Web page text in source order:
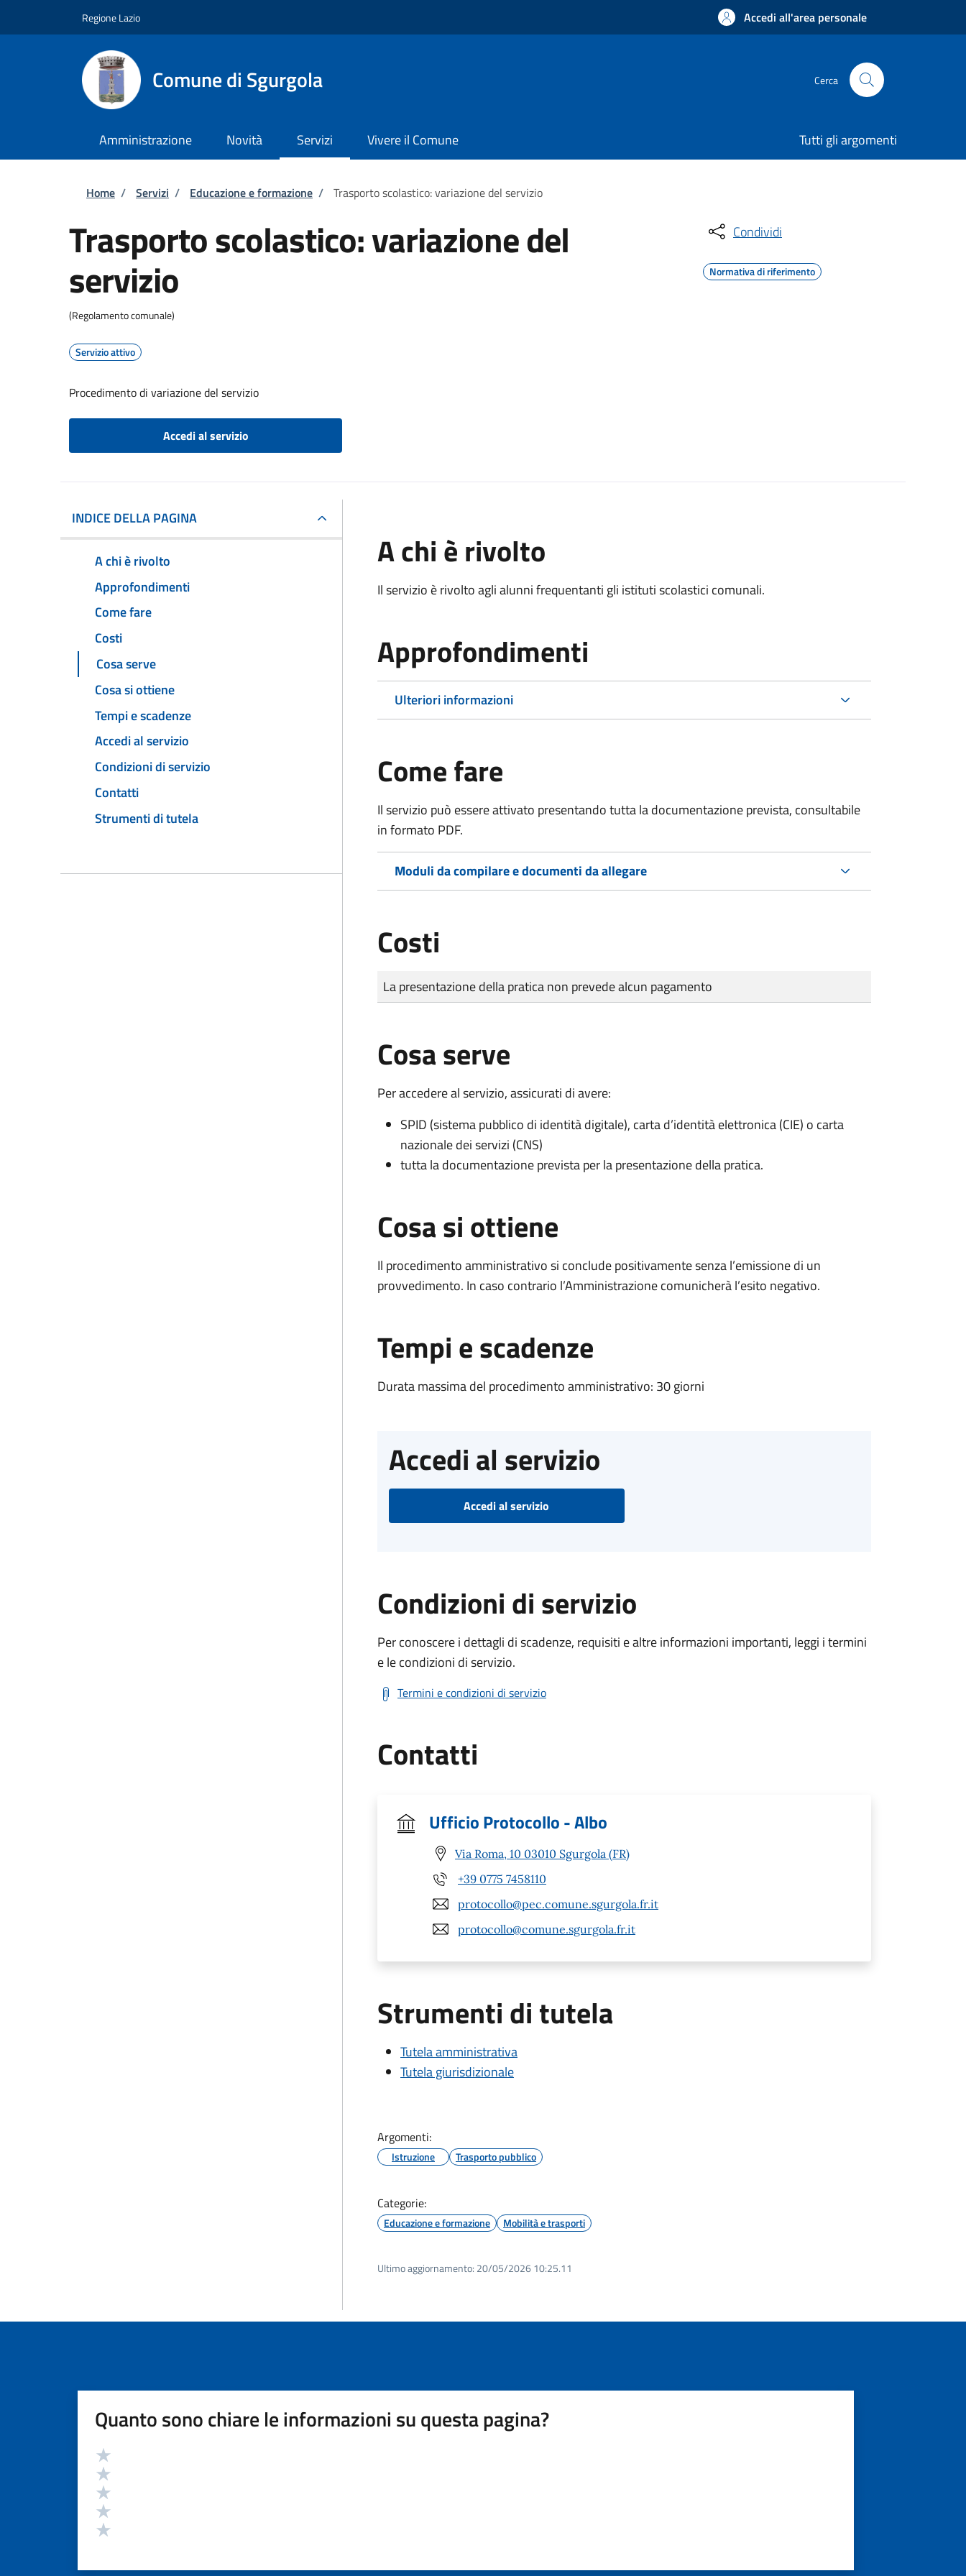
Regione Lazio Accedi all'area personale
Comune di Sgurgola Cerca
Amministrazione Novità Servizi Vivere il Comune Tutti gli argomenti
Briciole di pane
Home / Servizi / Educazione e formazione / Trasporto scolastico: variazione del servizio
Trasporto scolastico: variazione del
servizio
(Regolamento comunale)
Servizio attivo
Procedimento di variazione del servizio
Accedi al servizio
Condividi
Normativa di riferimento
INDICE DELLA PAGINA
A chi è rivolto
Approfondimenti
Come fare
Costi
Cosa serve
Cosa si ottiene
Tempi e scadenze
Accedi al servizio
Condizioni di servizio
Contatti
Strumenti di tutela
A chi è rivolto
Il servizio è rivolto agli alunni frequentanti gli istituti scolastici comunali.
Approfondimenti
Ulteriori informazioni
Come fare
Il servizio può essere attivato presentando tutta la documentazione prevista, consultabile
in formato PDF.
Moduli da compilare e documenti da allegare
Costi
Tipo di pagamento
Importo
La presentazione della pratica non prevede alcun pagamento
Cosa serve
Per accedere al servizio, assicurati di avere:
SPID (sistema pubblico di identità digitale), carta d’identità elettronica (CIE) o carta
nazionale dei servizi (CNS)
tutta la documentazione prevista per la presentazione della pratica.
Cosa si ottiene
Il procedimento amministrativo si conclude positivamente senza l’emissione di un
provvedimento. In caso contrario l’Amministrazione comunicherà l’esito negativo.
Tempi e scadenze
Durata massima del procedimento amministrativo: 30 giorni
Accedi al servizio
Accedi al servizio
Condizioni di servizio
Per conoscere i dettagli di scadenze, requisiti e altre informazioni importanti, leggi i termini
e le condizioni di servizio.
Termini e condizioni di servizio
Contatti
Ufficio Protocollo - Albo
Via Roma, 10 03010 Sgurgola (FR)
+39 0775 7458110
protocollo@pec.comune.sgurgola.fr.it
protocollo@comune.sgurgola.fr.it
Strumenti di tutela
Tutela amministrativa
Tutela giurisdizionale
Argomenti:
Istruzione Trasporto pubblico
Categorie:
Educazione e formazione Mobilità e trasporti
Ultimo aggiornamento: 20/05/2026 10:25.11
Quanto sono chiare le informazioni su questa pagina?
Valutazione